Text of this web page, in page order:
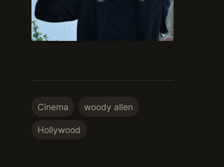
Cinema woody allen
Hollywood